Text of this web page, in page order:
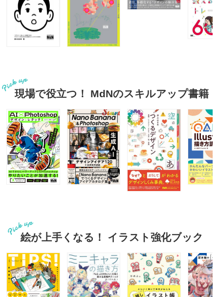
現場で役立つ！ MdNのスキルアップ書籍
絵が上手くなる！ イラスト強化ブック